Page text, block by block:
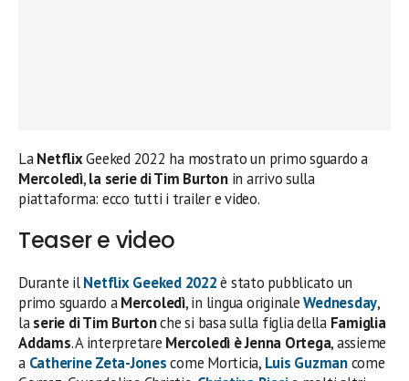
LaNetflixGeeked 2022 ha mostrato un primo sguardo a
Mercoledì,la serie di Tim Burtonin arrivo sulla
piattaforma: ecco tutti i trailer e video.
Teaser e video
Durante ilNetflix Geeked 2022è stato pubblicato un
primo sguardo aMercoledì, in lingua originaleWednesday,
laserie di Tim Burtonche si basa sulla figlia della Famiglia
Addams. A interpretare Mercoledì è Jenna Ortega, assieme
a Catherine Zeta-Jonescome Morticia, Luis Guzmancome